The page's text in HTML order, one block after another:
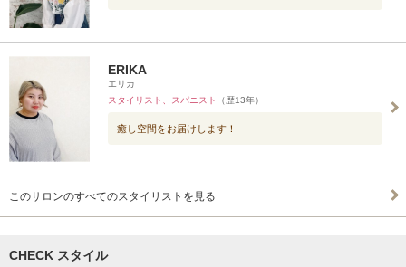
ERIKA
エリカ
スタイリスト、スパニスト
（歴13年）
癒し空間をお届けします！
このサロンのすべてのスタイリストを見る
CHECK スタイル